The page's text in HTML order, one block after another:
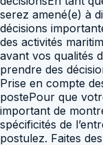
serez amené(e) à
décisions
des activités
avant vos qualités
prendre des
Prise en compte
postePour que
important de
spécificités de
postulez. Faites